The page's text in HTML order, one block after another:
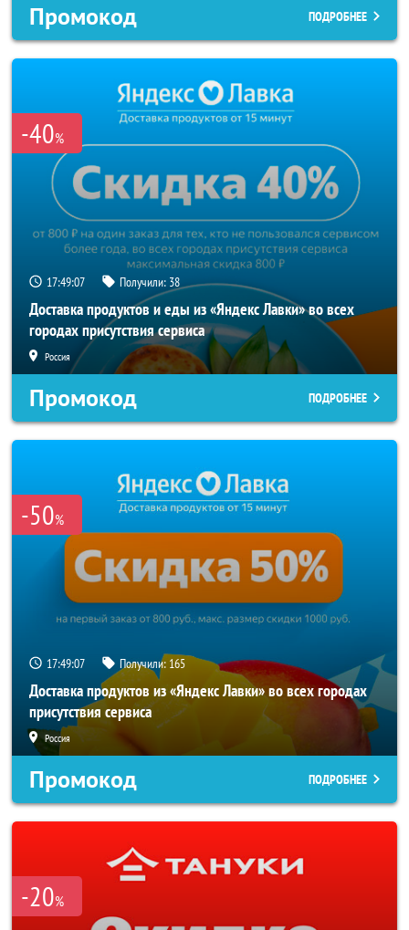
Промокод ПОДРОБНЕЕ
-40%
17:49:07 Получили: 38
Доставка продуктов и еды из «Яндекс Лавки» во всех
городах присутствия сервиса
Россия
Промокод ПОДРОБНЕЕ
-50%
17:49:07 Получили: 165
Доставка продуктов из «Яндекс Лавки» во всех городах
присутствия сервиса
Россия
Промокод ПОДРОБНЕЕ
-20%